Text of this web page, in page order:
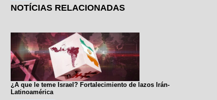
NOTÍCIAS RELACIONADAS
¿A que le teme Israel? Fortalecimiento de lazos Irán-
Latinoamérica